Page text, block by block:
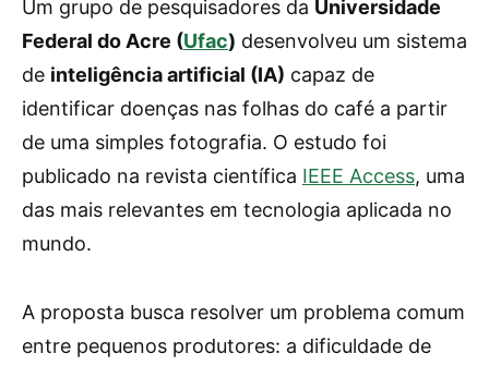
Um grupo de pesquisadores da Universidade
Federal do Acre (Ufac) desenvolveu um sistema
de inteligência artificial (IA) capaz de
identificar doenças nas folhas do café a partir
de uma simples fotografia. O estudo foi
publicado na revista científica IEEE Access, uma
das mais relevantes em tecnologia aplicada no
mundo.
A proposta busca resolver um problema comum
entre pequenos produtores: a dificuldade de